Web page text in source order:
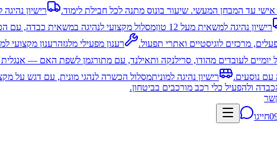
אישי עד המבחן המעשי. שיעור בונוס מתנה לכל חבילת לימוד.
רישיון נהיגה
רישיון נהיגה למשאית מעל 12 טון מסלול מקצועי לנהיגה במשאית כבדה, עם
מרכזים לוגיסטיים ואתרי תפעול.
רענון מפעילי מלגזהרענון מקצועי
יומיים לעובדים מהודו, סרילנקה ותאילנד, עם מתורגמן לשפת האם — אנגלית
עם נוסעים.
רישיון נהיגה למוניתמסלול הכשרה לנהגי מונית, עם דגש על
ולהפעיל כלי רכב מורכבים בביטחון.
חייגו